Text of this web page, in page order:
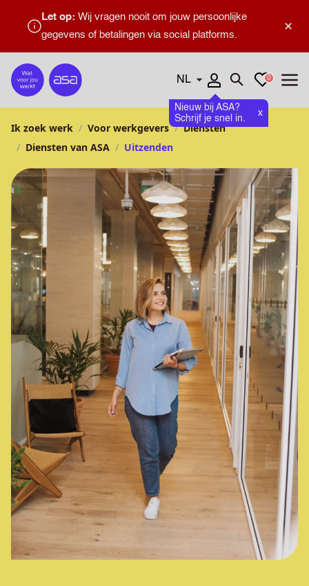
×
Let op: Wij vragen nooit om jouw persoonlijke
gegevens of betalingen via social platforms.
Home
Talen
Nieuw bij ASA?
Schrijf je snel in.
x
Zoeken openen
Favorieten
0
Ik zoek werk Voor werkgevers
Diensten
Diensten van ASA
Uitzenden